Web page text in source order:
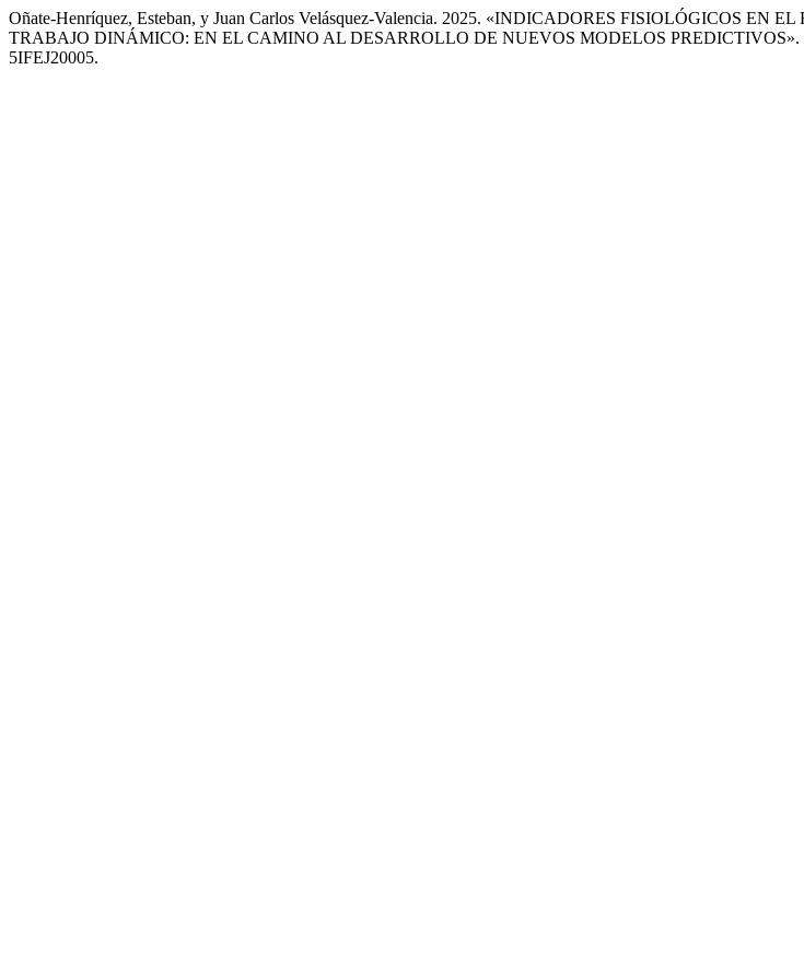
Oñate-Henríquez, Esteban, y Juan Carlos Velásquez-Valencia. 2025. «INDICADORES FISIOLÓGICOS
TRABAJO DINÁMICO: EN EL CAMINO AL DESARROLLO DE NUEVOS MODELOS PREDICTIVOS».
5IFEJ20005.